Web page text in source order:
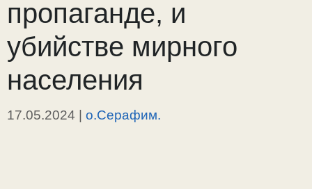
пропаганде, и
убийстве мирного
населения
17.05.2024 | о.Серафим.